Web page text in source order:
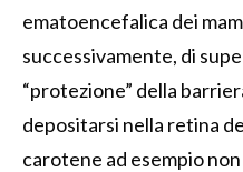
ematoencefalica dei
successivamente, di
“protezione” della
depositarsi nella retina
carotene ad esempio